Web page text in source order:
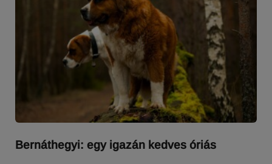
Bernáthegyi: egy igazán kedves óriás